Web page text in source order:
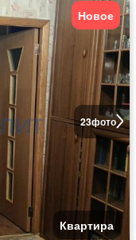
23фото
Новое
Квартира